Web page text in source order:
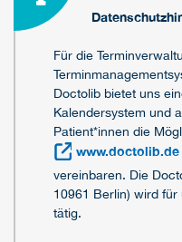
Für die
Doctolib bietet uns
Kalendersystem und
Patient*innen die
www.doctolib.de
vereinbaren. Die
10961 Berlin) wird
tätig.